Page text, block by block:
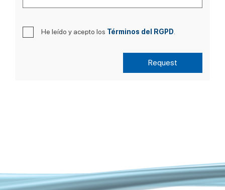
He leído y acepto los Términos del RGPD
Request